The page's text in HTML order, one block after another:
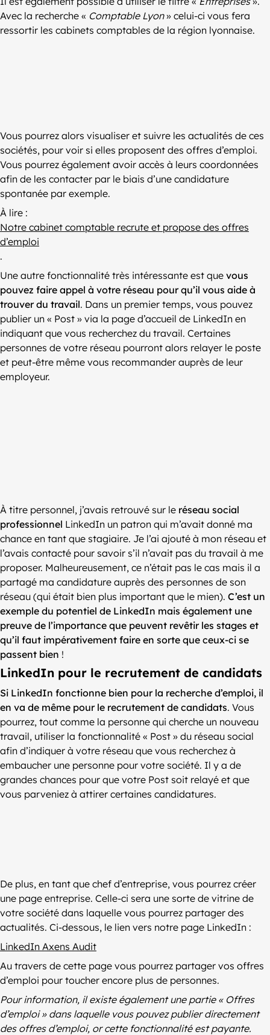
Avec la recherche « Comptable Lyon» celui-ci vous fera
ressortir les cabinets comptables de la région lyonnaise.
Vous pourrez alors visualiser et suivre les actualités de ces
sociétés, pour voir si elles proposent des offres d’emploi.
Vous pourrez également avoir accès à leurs coordonnées
afin de les contacter par le biais d’une candidature
spontanée par exemple.
À lire :
Notre cabinet comptable recrute et propose des offres
d’emploi
.
Une autre fonctionnalité très intéressante est que vous
pouvez faire appel à votre réseau pour qu’il vous aide à
trouver du travail. Dans un premier temps, vous pouvez
publier un « Post » via la page d’accueil de LinkedIn en
indiquant que vous recherchez du travail. Certaines
personnes de votre réseau pourront alors relayer le poste
et peut-être même vous recommander auprès de leur
employeur.
À titre personnel, j’avais retrouvé sur le réseau social
professionnel LinkedIn un patron qui m’avait donné ma
chance en tant que stagiaire. Je l’ai ajouté à mon réseau et
l’avais contacté pour savoir s’il n’avait pas du travail à me
proposer. Malheureusement, ce n’était pas le cas mais il a
partagé ma candidature auprès des personnes de son
réseau (qui était bien plus important que le mien). C’est un
exemple du potentiel de LinkedIn mais également une
preuve de l’importance que peuvent revêtir les stages et
qu’il faut impérativement faire en sorte que ceux-ci se
passent bien !
LinkedIn pour le recrutement de candidats
Si LinkedIn fonctionne bien pour la recherche d’emploi, il
en va de même pour le recrutement de candidats. Vous
pourrez, tout comme la personne qui cherche un nouveau
travail, utiliser la fonctionnalité « Post » du réseau social
afin d’indiquer à votre réseau que vous recherchez à
embaucher une personne pour votre société. Il y a de
grandes chances pour que votre Post soit relayé et que
vous parveniez à attirer certaines candidatures.
De plus, en tant que chef d’entreprise, vous pourrez créer
une page entreprise. Celle-ci sera une sorte de vitrine de
votre société dans laquelle vous pourrez partager des
actualités. Ci-dessous, le lien vers notre page LinkedIn :
LinkedIn Axens Audit
Au travers de cette page vous pourrez partager vos offres
d’emploi pour toucher encore plus de personnes.
Pour information, il existe également une partie « Offres
d’emploi » dans laquelle vous pouvez publier directement
des offres d’emploi, or cette fonctionnalité est payante.